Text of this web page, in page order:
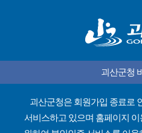
괴산군청
괴산군청은 회원가입 종료로
서비스하고 있으며 홈페이지